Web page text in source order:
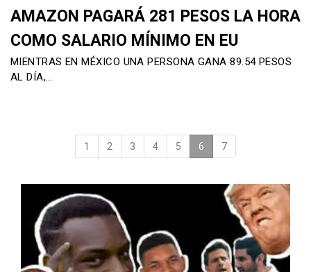
AMAZON PAGARÁ 281 PESOS LA HORA
COMO SALARIO MÍNIMO EN EU
MIENTRAS EN MÉXICO UNA PERSONA GANA 89.54 PESOS
AL DÍA,…
1 2 3 4 5 6 (current)
7